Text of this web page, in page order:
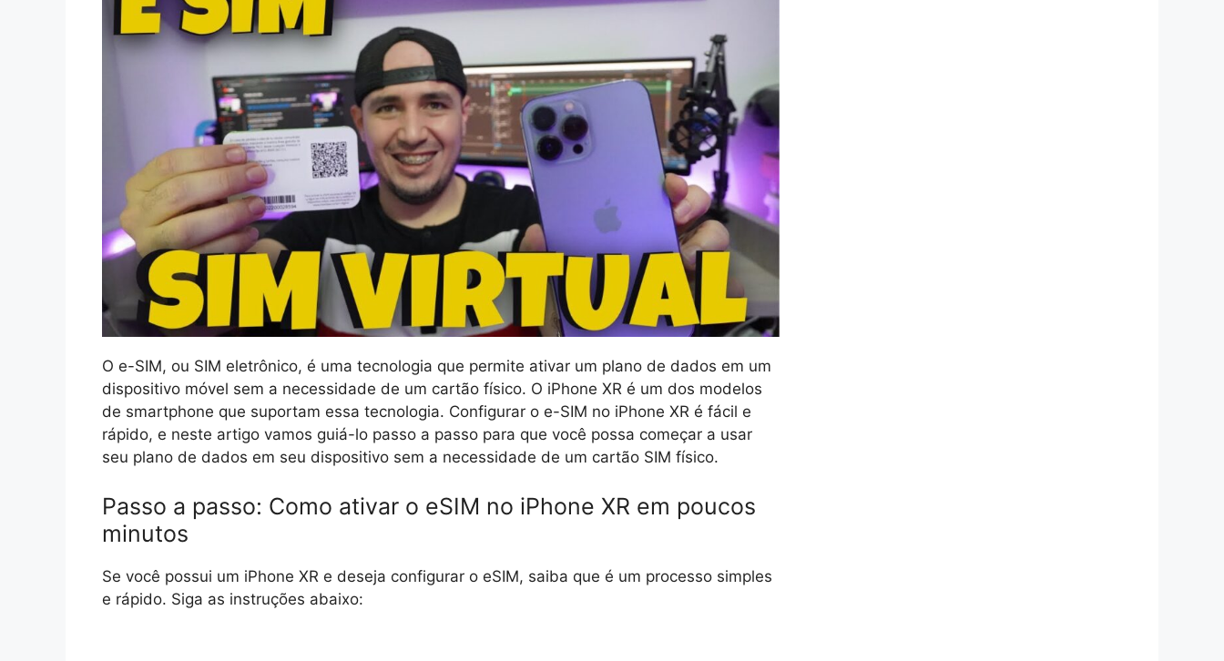
O e-SIM, ou SIM eletrônico, é uma tecnologia que permite ativar um plano de dados em um
dispositivo móvel sem a necessidade de um cartão físico. O iPhone XR é um dos modelos
de smartphone que suportam essa tecnologia. Configurar o e-SIM no iPhone XR é fácil e
rápido, e neste artigo vamos guiá-lo passo a passo para que você possa começar a usar
seu plano de dados em seu dispositivo sem a necessidade de um cartão SIM físico.
Passo a passo: Como ativar o eSIM no iPhone XR em poucos
minutos
Se você possui um iPhone XR e deseja configurar o eSIM, saiba que é um processo simples
e rápido. Siga as instruções abaixo: